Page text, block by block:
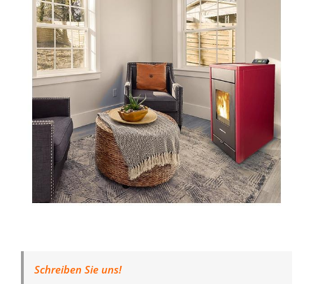
Schreiben Sie uns!